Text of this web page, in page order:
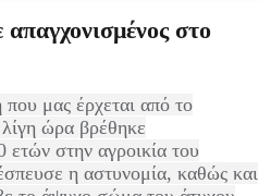
στο
μας έρχεται από το
ώρα βρέθηκε
ετών στην αγροικία του
η αστυνομία, καθώς και